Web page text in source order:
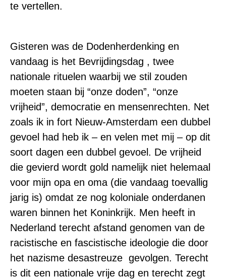
te vertellen.
Gisteren was de Dodenherdenking en
vandaag is het Bevrijdingsdag , twee
nationale rituelen waarbij we stil zouden
moeten staan bij “onze doden”, “onze
vrijheid”, democratie en mensenrechten. Net
zoals ik in fort Nieuw-Amsterdam een dubbel
gevoel had heb ik – en velen met mij – op dit
soort dagen een dubbel gevoel. De vrijheid
die gevierd wordt gold namelijk niet helemaal
voor mijn opa en oma (die vandaag toevallig
jarig is) omdat ze nog koloniale onderdanen
waren binnen het Koninkrijk. Men heeft in
Nederland terecht afstand genomen van de
racistische en fascistische ideologie die door
het nazisme desastreuze gevolgen. Terecht
is dit een nationale vrije dag en terecht zegt